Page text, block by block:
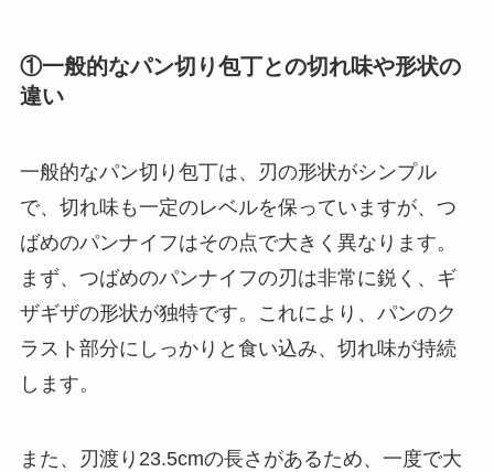
①一般的なパン切り包丁との切れ味や形状の
違い
一般的なパン切り包丁は、刃の形状がシンプル
で、切れ味も一定のレベルを保っていますが、つ
ばめのパンナイフはその点で大きく異なります。
まず、つばめのパンナイフの刃は非常に鋭く、ギ
ザギザの形状が独特です。これにより、パンのク
ラスト部分にしっかりと食い込み、切れ味が持続
します。
また、刃渡り23.5cmの長さがあるため、一度で大